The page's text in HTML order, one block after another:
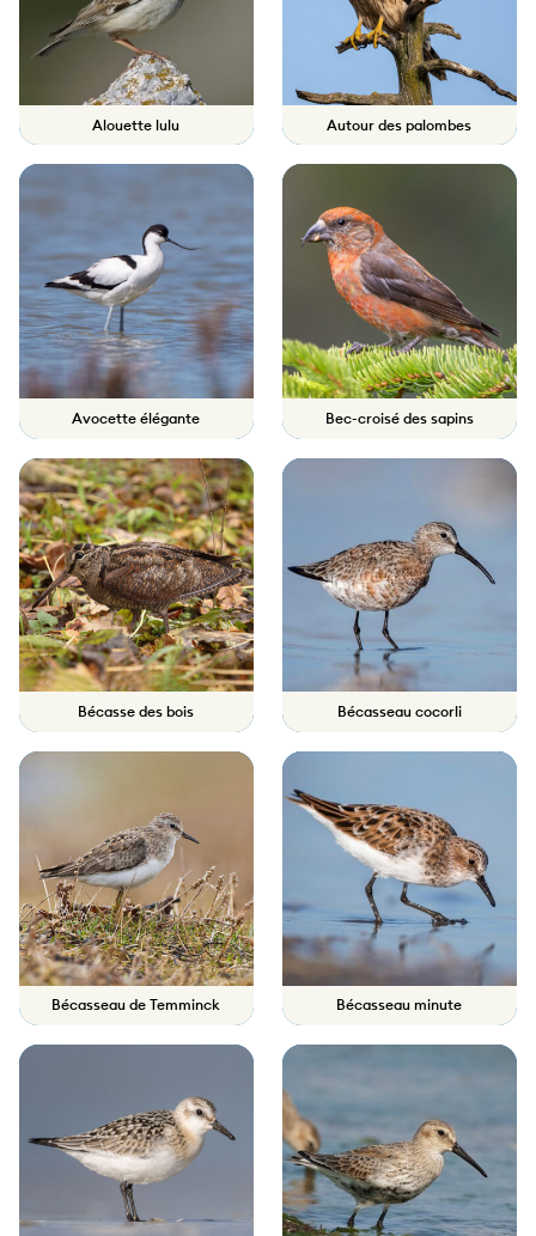
Alouette lulu Autour des palombes
Avocette élégante Bec-croisé des sapins
Bécasse des bois Bécasseau cocorli
Bécasseau de Temminck Bécasseau minute